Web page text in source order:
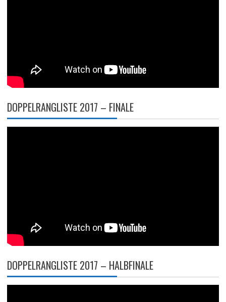
DOPPELRANGLISTE 2017 – FINALE
DOPPELRANGLISTE 2017 – HALBFINALE